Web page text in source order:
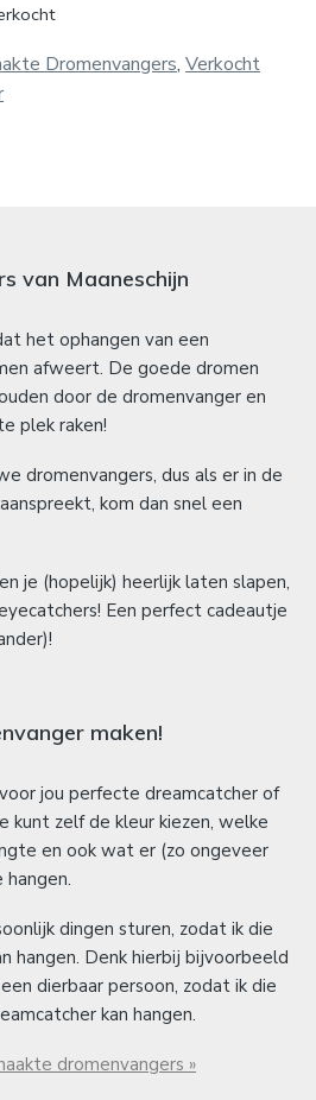
Dromenvangers, Verkocht
van Maaneschijn
het ophangen van een
afweert. De goede dromen
door de dromenvanger en
plek raken!
dromenvangers, dus als er in de
kom dan snel een
je (hopelijk) heerlijk laten slapen,
Een perfect cadeautje
maken!
jou perfecte dreamcatcher of
kunt zelf de kleur kiezen, welke
en ook wat er (zo ongeveer
dingen sturen, zodat ik die
hangen. Denk hierbij bijvoorbeeld
dierbaar persoon, zodat ik die
kan hangen.
dromenvangers »